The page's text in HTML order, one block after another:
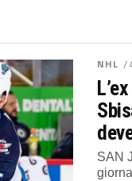
NHL /
SAN